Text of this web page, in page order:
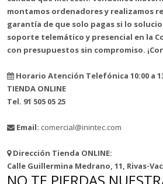
montamos ordenadores y realizamos
garantía de que solo pagas si lo
soporte telemático y presencial en la
con presupuestos sin compromiso.
Horario Atención Telefónica 10:00 a
TIENDA ONLINE
Tel. 91 505 05 25
Email: comercial@inintec.com
Dirección Tienda ONLINE:
Calle Guillermina Medrano, 11, Rivas-